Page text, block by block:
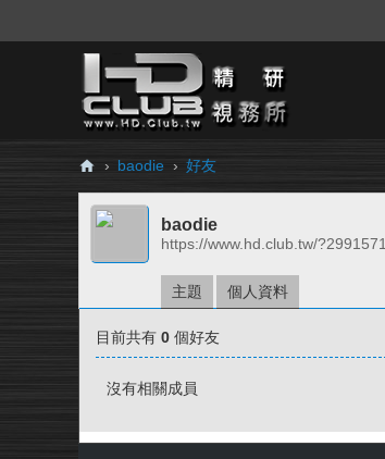
H
Cl
所
› baodie › 好友
baodie
https://www.hd.club.tw/?2991571
主題 個人資料
目前共有 0 個好友
沒有相關成員